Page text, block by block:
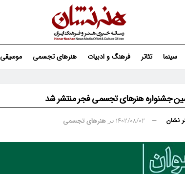
سینما تئاتر فرهنگ و ادبیات هنرهای تجسمی موسیقی
جشنواره هنرهای تجسمی فجر منتشر شد
نشان ۱۴۰۲/۰۸/۰۲ در هنرهای تجسمی